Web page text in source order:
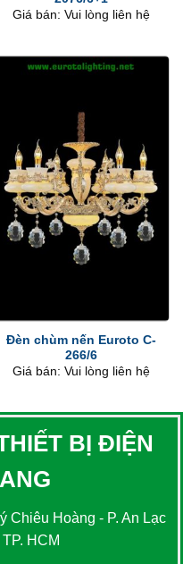
Giá bán: Vui lòng liên hệ
Đèn chùm nến Euroto C-
266/6
Giá bán: Vui lòng liên hệ
BỊ ĐIỆN
Chiêu Hoàng - P. An Lạc
HCM